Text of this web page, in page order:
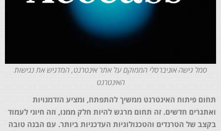
סמל גישה אוניברסלי הממוקם על אתר אינטרנט, המדגיש את נגישות
האינטרנט
תחום פיתוח האינטרנט ממשיך להתפתח, ומציע הזדמנויות
ואתגרים חדשים. זה תחום מרגש להיות חלק ממנו, וזה חיוני לעמוד
בקצב של הטרנדים והטכנולוגיות העדכניות ביותר. עם הבנה טובה